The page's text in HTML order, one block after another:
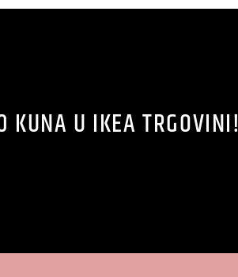
KUNA U IKEA TRGOVINI!